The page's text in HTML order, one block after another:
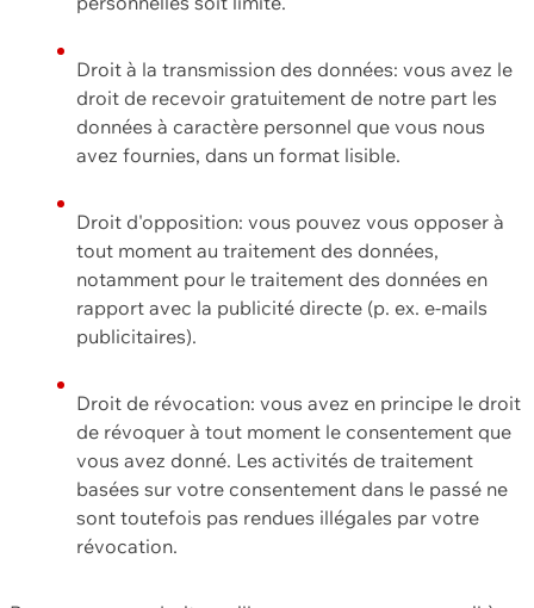
Droit à la transmission des données: vous avez le
droit de recevoir gratuitement de notre part les
données à caractère personnel que vous nous
avez fournies, dans un format lisible.
Droit d'opposition: vous pouvez vous opposer à
tout moment au traitement des données,
notamment pour le traitement des données en
rapport avec la publicité directe (p. ex. e-mails
publicitaires).
Droit de révocation: vous avez en principe le droit
de révoquer à tout moment le consentement que
vous avez donné. Les activités de traitement
basées sur votre consentement dans le passé ne
sont toutefois pas rendues illégales par votre
révocation.